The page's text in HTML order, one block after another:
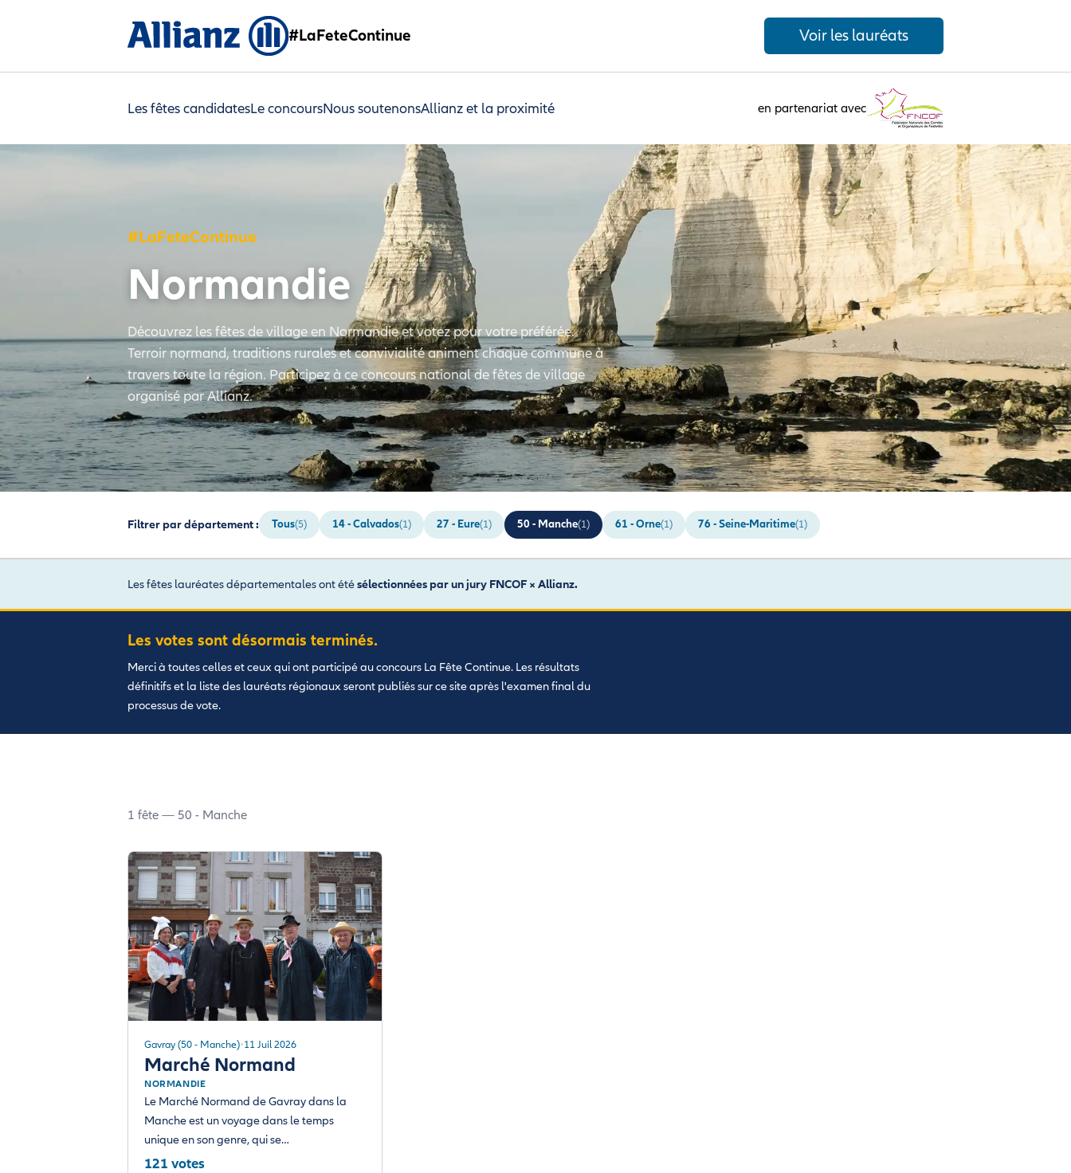
#LaFeteContinue Voir les lauréats
Les fêtes candidatesLe concoursNous soutenonsAllianz et la proximité en partenariat avec
#LaFeteContinue
Normandie
Découvrez les fêtes de village en Normandie et votez pour votre préférée.
Terroir normand, traditions rurales et convivialité animent chaque commune à
travers toute la région. Participez à ce concours national de fêtes de village
organisé par Allianz.
Filtrer par département : Tous(5) 14 - Calvados(1) 27 - Eure(1) 50 - Manche(1) 61 - Orne(1) 76 - Seine-Maritime(1)
Les fêtes lauréates départementales ont étésélectionnées par un jury FNCOF × Allianz.
Les votes sont désormais terminés.
Merci à toutes celles et ceux qui ont participé au concours La Fête Continue. Les résultats
définitifs et la liste des lauréats régionaux seront publiés sur ce site après l'examen final du
processus de vote.
1 fête — 50 - Manche
Gavray (50 - Manche) 11 Juil 2026
Marché Normand
NORMANDIE
Le Marché Normand de Gavray dans la
Manche est un voyage dans le temps
unique en son genre, qui se…
121 votes